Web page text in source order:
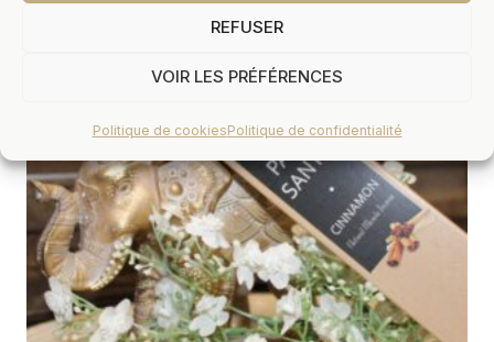
REFUSER
VOIR LES PRÉFÉRENCES
Politique de cookiesPolitique de confidentialité